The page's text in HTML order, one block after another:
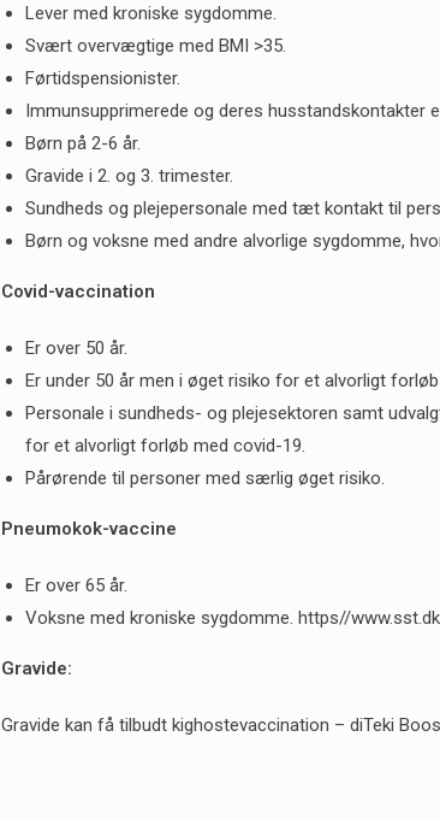
Lever med kroniske sygdomme.
Svært overvægtige med BMI >35.
Førtidspensionister.
Immunsupprimerede og deres husstandskontakter
Børn på 2-6 år.
Gravide i 2. og 3. trimester.
Sundheds og plejepersonale med tæt kontakt til
Børn og voksne med andre alvorlige sygdomme,
Covid-vaccination
Er over 50 år.
Er under 50 år men i øget risiko for et alvorligt
Personale i sundheds- og plejesektoren samt
for et alvorligt forløb med covid-19.
Pårørende til personer med særlig øget risiko.
Pneumokok-vaccine
Er over 65 år.
Voksne med kroniske sygdomme. https//
Gravide:
Gravide kan få tilbudt kighostevaccination – diTeki